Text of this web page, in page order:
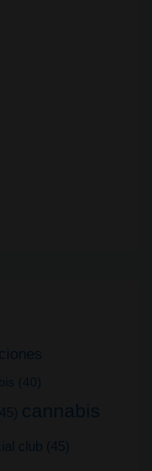
(40)
cannabis
club (45)